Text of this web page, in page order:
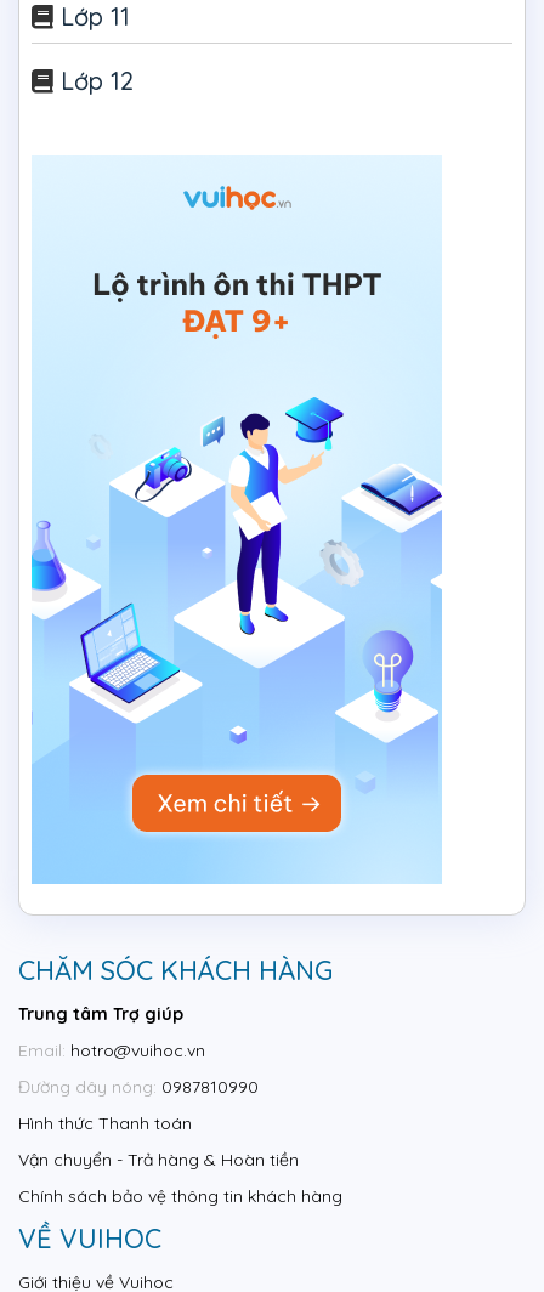
Lớp 11
Lớp 12
CHĂM SÓC KHÁCH HÀNG
Trung tâm Trợ giúp
Email: hotro@vuihoc.vn
Đường dây nóng: 0987810990
Hình thức Thanh toán
Vận chuyển - Trả hàng & Hoàn tiền
Chính sách bảo vệ thông tin khách hàng
VỀ VUIHOC
Giới thiệu về Vuihoc